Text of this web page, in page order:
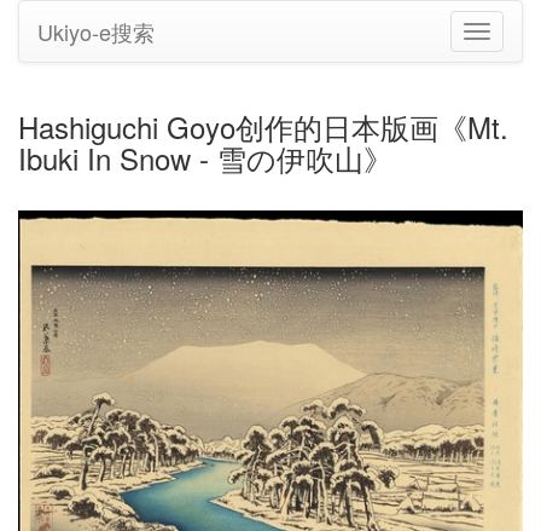
切
换
Ukiyo-e搜索
Hashiguchi Goyo创作的日本版画《Mt.
Ibuki In Snow - 雪の伊吹山》